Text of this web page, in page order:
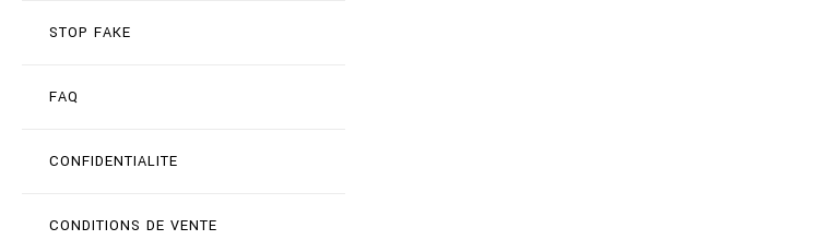
STOP FAKE
FAQ
CONFIDENTIALITE
CONDITIONS DE VENTE